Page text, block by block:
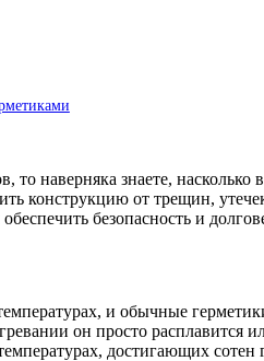
наверняка знаете,
конструкцию от трещин,
безопасность и
и обычные
он просто расплавится
достигающих